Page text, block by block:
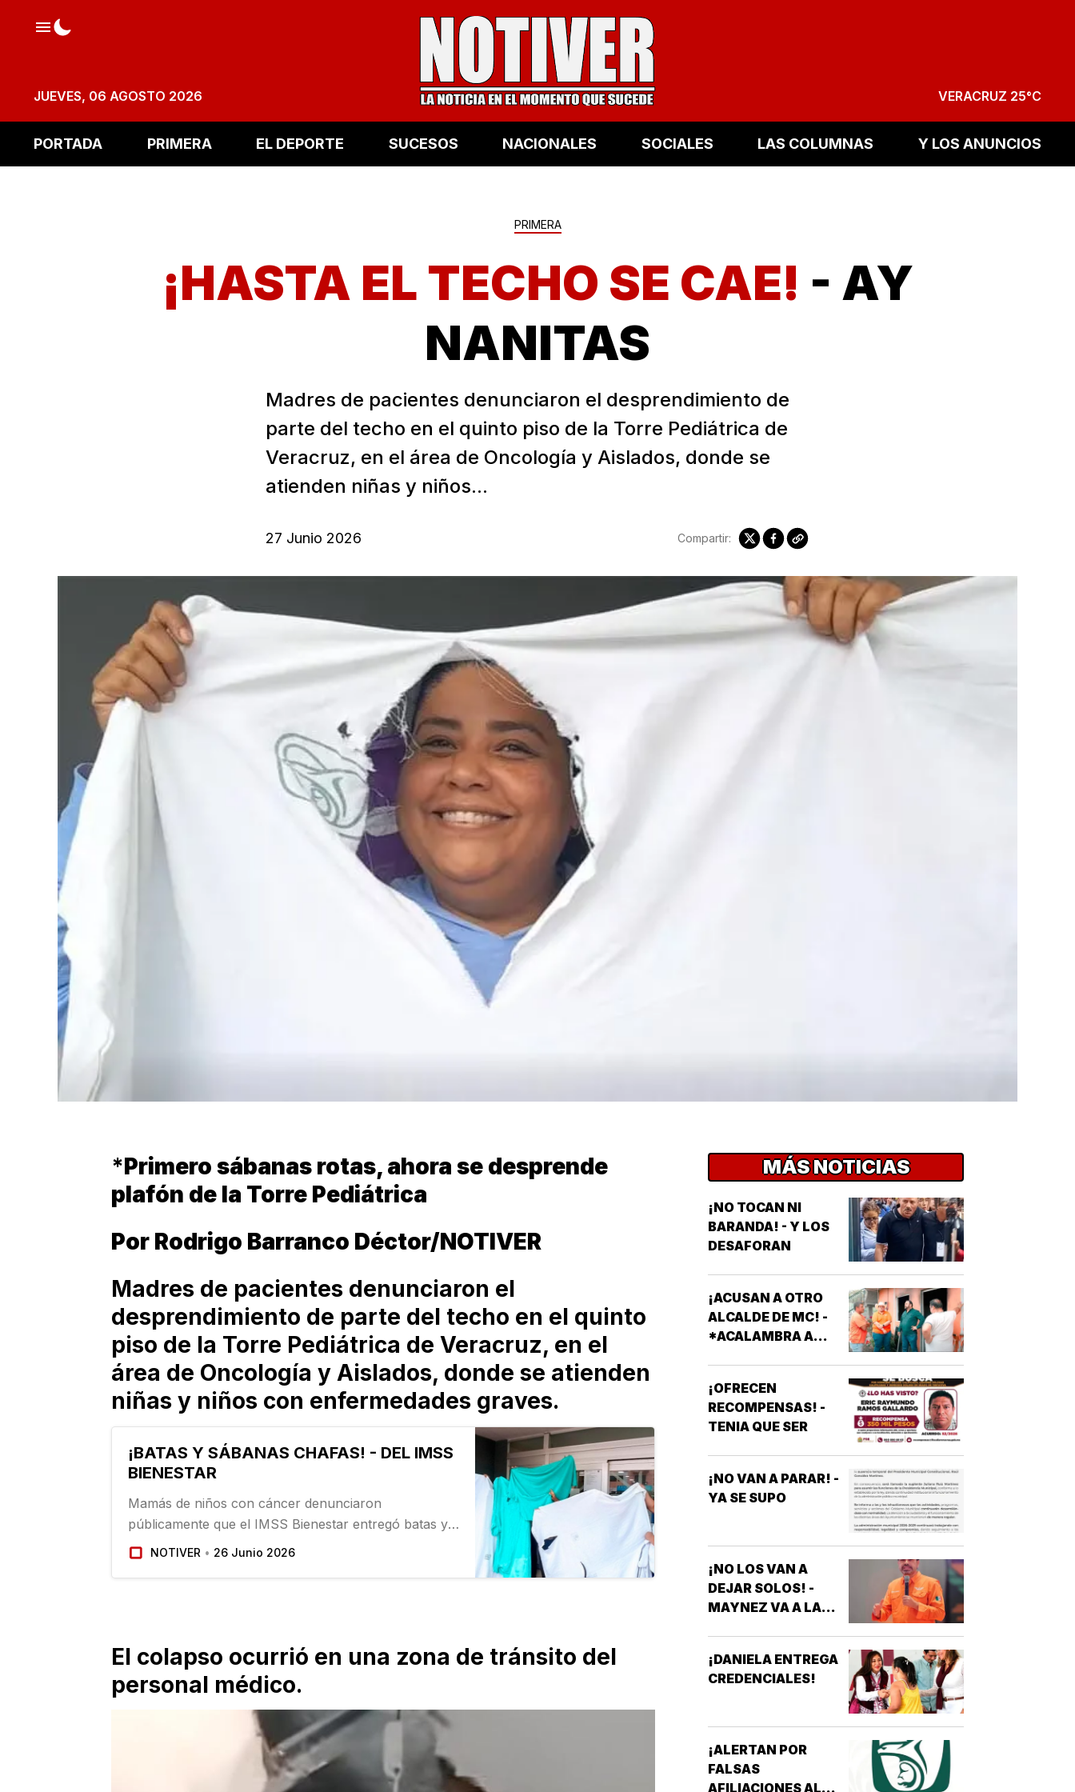
JUEVES, 06 AGOSTO 2026 VERACRUZ 25°C
PORTADA PRIMERA EL DEPORTE SUCESOS NACIONALES SOCIALES LAS COLUMNAS Y LOS ANUNCIOS
PRIMERA
¡HASTA EL TECHO SE CAE! - AY
NANITAS
Madres de pacientes denunciaron el desprendimiento de
parte del techo en el quinto piso de la Torre Pediátrica de
Veracruz, en el área de Oncología y Aislados, donde se
atienden niñas y niños...
27 Junio 2026 Compartir:
*Primero sábanas rotas, ahora se desprende
plafón de la Torre Pediátrica
Por Rodrigo Barranco Déctor/NOTIVER
Madres de pacientes denunciaron el
desprendimiento de parte del techo en el quinto
piso de la Torre Pediátrica de Veracruz, en el
área de Oncología y Aislados, donde se atienden
niñas y niños con enfermedades graves.
¡BATAS Y SÁBANAS CHAFAS! - DEL IMSS
BIENESTAR
Mamás de niños con cáncer denunciaron
públicamente que el IMSS Bienestar entregó batas y
sábanas rotas y podridas a la Torre Pediátrica de la
NOTIVER 26 Junio 2026
El colapso ocurrió en una zona de tránsito del
personal médico.
MÁS NOTICIAS
¡NO TOCAN NI
BARANDA! - Y LOS
DESAFORAN
¡ACUSAN A OTRO
ALCALDE DE MC! -
*ACALAMBRA A
¡OFRECEN
RECOMPENSAS! -
TENIA QUE SER
¡NO VAN A PARAR! -
YA SE SUPO
¡NO LOS VAN A
DEJAR SOLOS! -
MAYNEZ VA A LA
¡DANIELA ENTREGA
CREDENCIALES!
¡ALERTAN POR
FALSAS
AFILIACIONES AL